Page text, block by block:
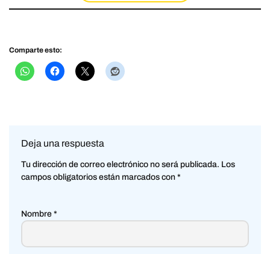
Comparte esto:
Deja una respuesta
Tu dirección de correo electrónico no será publicada. Los
campos obligatorios están marcados con *
Nombre *